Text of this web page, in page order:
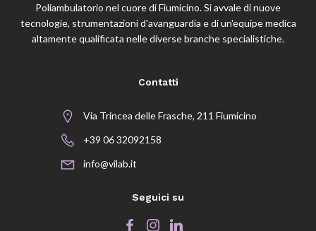
Poliambulatorio nel cuore di Fiumicino. Si avvale di nuove
tecnologie, strumentazioni d'avanguardia e di un'equipe medica
altamente qualificata nelle diverse branche specialistiche.
Contatti
Via Trincea delle Frasche, 211 Fiumicino
+39 06 32092158
info@vilab.it
Seguici su